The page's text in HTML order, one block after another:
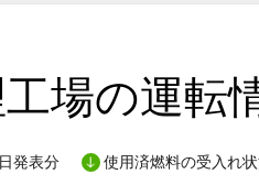
場の運転
発表分 使用済燃料の受入れ